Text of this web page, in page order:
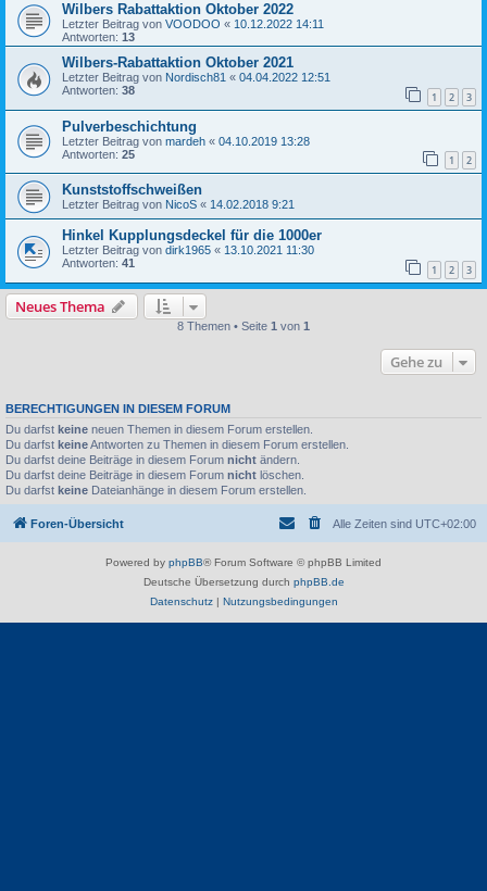
Wilbers Rabattaktion Oktober 2022
Letzter Beitrag von VOODOO « 10.12.2022 14:11
Antworten: 13
Wilbers-Rabattaktion Oktober 2021
Letzter Beitrag von Nordisch81 « 04.04.2022 12:51
Antworten: 38 1 2 3
Pulverbeschichtung
Letzter Beitrag von mardeh « 04.10.2019 13:28
Antworten: 25 1 2
Kunststoffschweißen
Letzter Beitrag von NicoS « 14.02.2018 9:21
Hinkel Kupplungsdeckel für die 1000er
Letzter Beitrag von dirk1965 « 13.10.2021 11:30
Antworten: 41 1 2 3
Neues Thema
8 Themen • Seite 1 von 1
Gehe zu
BERECHTIGUNGEN IN DIESEM FORUM
Du darfst keine neuen Themen in diesem Forum erstellen.
Du darfst keineAntworten zu Themen in diesem Forum erstellen.
Du darfst deine Beiträge in diesem Forum nicht ändern.
Du darfst deine Beiträge in diesem Forum nicht löschen.
Du darfst keine Dateianhänge in diesem Forum erstellen.
Foren-Übersicht Alle Zeiten sind UTC+02:00
Powered by phpBB® Forum Software © phpBB Limited
Deutsche Übersetzung durch phpBB.de
Datenschutz| Nutzungsbedingungen